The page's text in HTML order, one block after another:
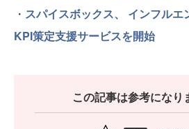
・ スパイスボックス、 インフル
KPI策定支援サービスを開始
この記事は参考になり